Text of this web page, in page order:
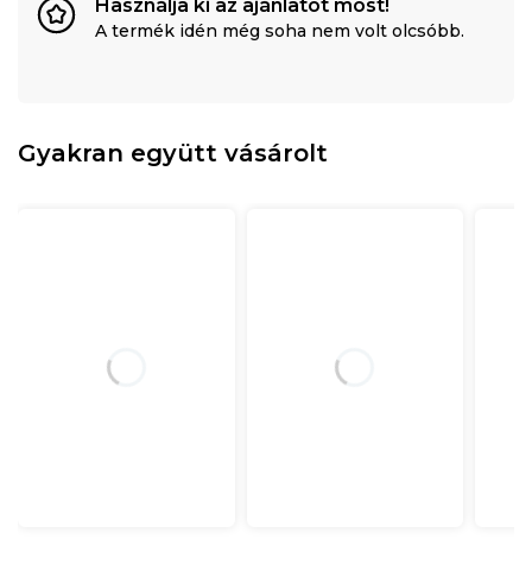
Használja ki az ajánlatot most!
A termék idén még soha nem volt olcsóbb.
Gyakran együtt vásárolt